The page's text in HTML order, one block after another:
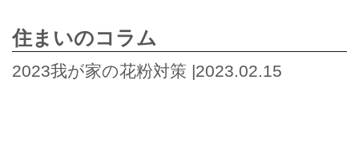
住まいのコラム
2023我が家の花粉対策 |2023.02.15